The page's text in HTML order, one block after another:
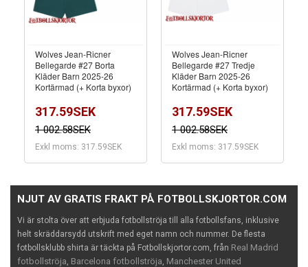
Wolves Jean-Ricner
Bellegarde #27 Borta
Kläder Barn 2025-26
Kortärmad (+ Korta byxor)
317.59SEK
1 002.58SEK
Exkl moms: 317.59SEK
Wolves Jean-Ricner
Bellegarde #27 Tredje
Kläder Barn 2025-26
Kortärmad (+ Korta byxor)
317.59SEK
1 002.58SEK
Exkl moms: 317.59SEK
NJUT AV GRATIS FRAKT PÅ FOTBOLLSKJORTOR.COM
Vi är stolta över att erbjuda fotbollströja till alla fotbollsfans, inklusive
helt skräddarsydd utskrift med eget namn och nummer. De flesta
fotbollsklubb shirta är täckta på Fotbollskjortor.com, från Real Madrid
fotbollströja Barcelona fotbollströja Manchester United